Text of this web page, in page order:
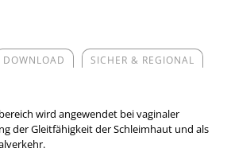
DOWNLOAD SICHER & REGIONAL
wird angewendet bei vaginaler
der Gleitfähigkeit der Schleimhaut und als